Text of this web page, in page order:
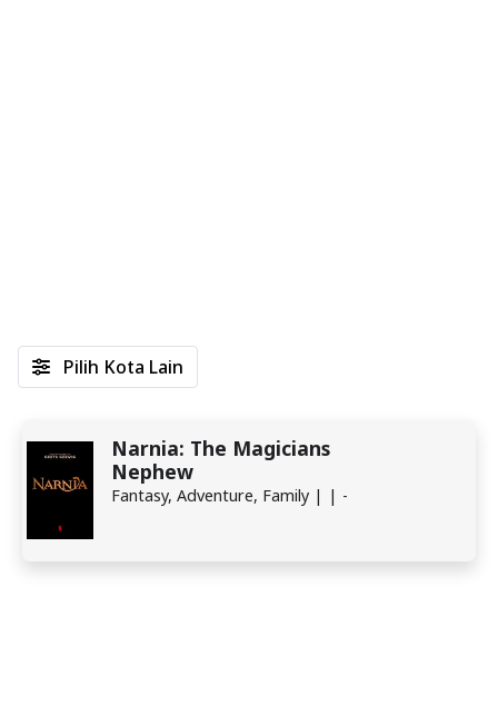
Narnia: The Magicians
Nephew
Fantasy, Adventure, Family | | -
Pilih Kota Lain